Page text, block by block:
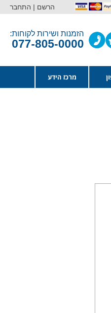
הרשם | התחבר
הזמנות ושירות לקוחות:
077-805-0000
מרכז הידע